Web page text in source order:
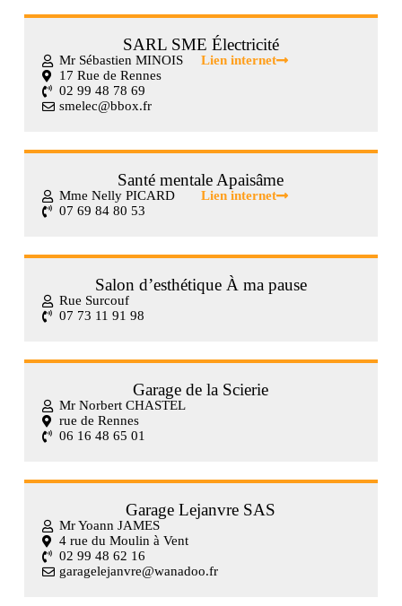
SARL SME Électricité
Mr Sébastien MINOIS
17 Rue de Rennes
02 99 48 78 69
smelec@bbox.fr
Lien internet
Santé mentale Apaisâme
Mme Nelly PICARD
07 69 84 80 53
Lien internet
Salon d’esthétique À ma pause
Rue Surcouf
07 73 11 91 98
Garage de la Scierie
Mr Norbert CHASTEL
rue de Rennes
06 16 48 65 01
Garage Lejanvre SAS
Mr Yoann JAMES
4 rue du Moulin à Vent
02 99 48 62 16
garagelejanvre@wanadoo.fr